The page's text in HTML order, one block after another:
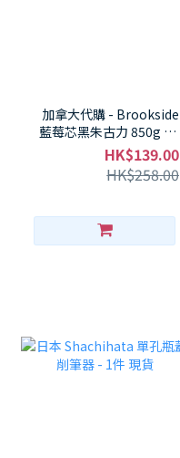
加拿大代購 - Brookside
藍莓芯黑朱古力 850g - 1
包 現貨
HK$139.00
HK$258.00